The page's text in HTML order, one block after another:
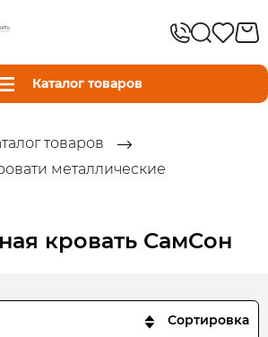
Каталог товаров
товаров
металлические
кровать СамCон
Сортировка